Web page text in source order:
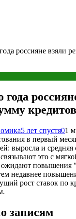
россияне взяли
года
кредитов
5 лет спустя01
в первый
выросла и средняя
это с
повышения
недавнее
рост ставок по
записям